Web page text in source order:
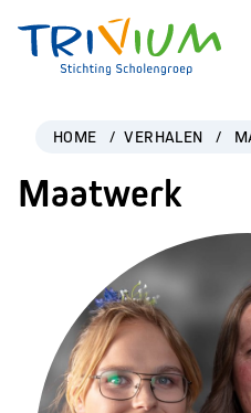
HOME / VERHALEN /
Maatwerk